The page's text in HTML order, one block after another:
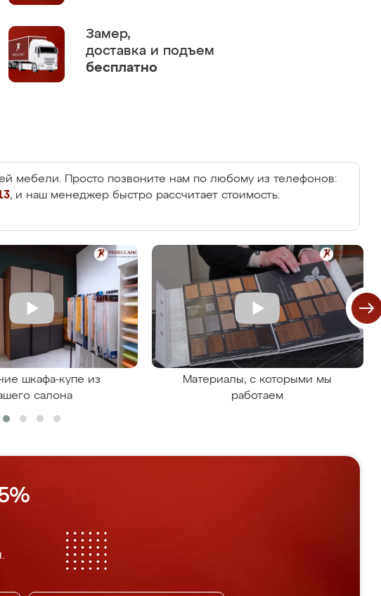
Замер,
доставка и подъем
бесплатно
мебели. Просто позвоните нам по любому из телефонов:
, и наш менеджер быстро рассчитает стоимость.
шкафа-купе из
салона
Материалы, с которыми мы
работаем